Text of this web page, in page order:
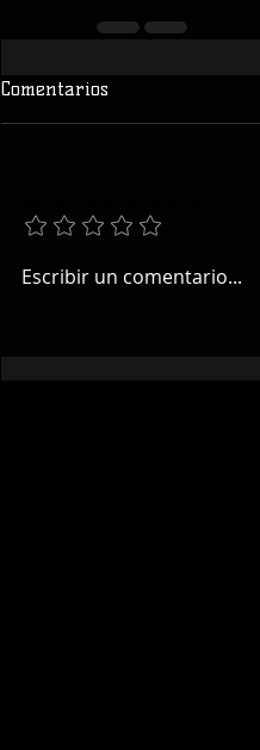
Comentarios
Escribir un comentario...